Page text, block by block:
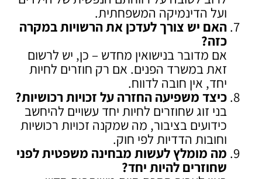
ועל הדינמיקה המשפחתית.
האם יש צורך לעדכן את הרשויות במקרה
כזה?
אם מדובר בנישואין מחדש – כן, יש לרשום
זאת במשרד הפנים. אם רק חוזרים לחיות
יחד, אין חובה לדווח.
כיצד משפיעה החזרה על זכויות רכושיות?
בני זוג שחוזרים לחיות יחד עשויים להיחשב
כידועים בציבור, מה שמקנה זכויות רכושיות
וחובות הדדיות לפי חוק.
מה מומלץ לעשות מבחינה משפטית לפני
שחוזרים להיות יחד?